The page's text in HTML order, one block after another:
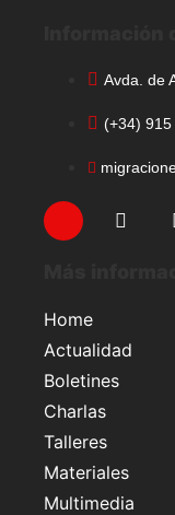
Avda. de
(+34)
Home
Actualidad
Boletines
Charlas
Talleres
Materiales
Multimedia